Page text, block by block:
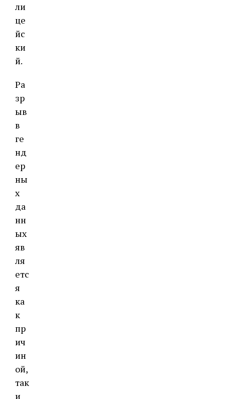
ли
це
йс
ки
й.
Ра
зр
ыв
в
ге
нд
ер
ны
х
да
нн
ых
яв
ля
етс
я
ка
к
пр
ич
ин
ой,
так
и